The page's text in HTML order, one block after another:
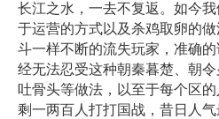
长江之水，一去不复返。如今
于运营的方式以及杀鸡取卵的
斗一样不断的流失玩家，准确
经无法忍受这种朝秦暮楚、朝
吐骨头等做法，以至于每个区
剩一两百人打打国战，昔日人